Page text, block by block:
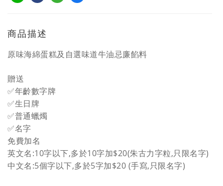
商品描述
原味海綿蛋糕及自選味道牛油忌廉餡料
贈送
✅年齡數字牌
✅生日牌
✅普通蠟燭
✅名字
免費加名
英文名:10字以下,多於10字加$20(朱古力字粒,只限名字)
中文名:5個字以下,多於5字加$20 (手寫,只限名字)